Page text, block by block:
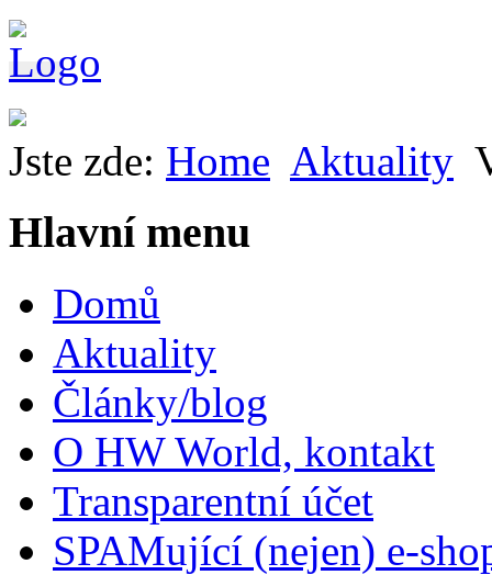
Jste zde: Home Aktuality
Hlavní menu
Domů
Aktuality
Články/blog
O HW World, kontakt
Transparentní účet
SPAMující (nejen) e-